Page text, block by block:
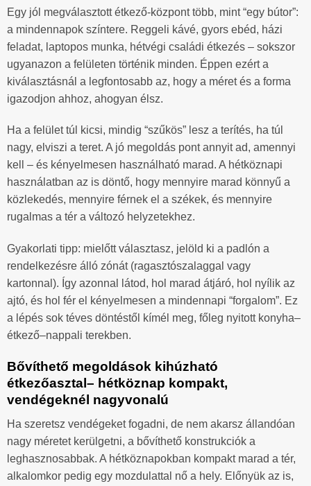
Egy jól megválasztott étkező-központ több, mint “egy bútor”:
a mindennapok színtere. Reggeli kávé, gyors ebéd, házi
feladat, laptopos munka, hétvégi családi étkezés – sokszor
ugyanazon a felületen történik minden. Éppen ezért a
kiválasztásnál a legfontosabb az, hogy a méret és a forma
igazodjon ahhoz, ahogyan élsz.
Ha a felület túl kicsi, mindig “szűkös” lesz a terítés, ha túl
nagy, elviszi a teret. A jó megoldás pont annyit ad, amennyi
kell – és kényelmesen használható marad. A hétköznapi
használatban az is döntő, hogy mennyire marad könnyű a
közlekedés, mennyire férnek el a székek, és mennyire
rugalmas a tér a változó helyzetekhez.
Gyakorlati tipp: mielőtt választasz, jelöld ki a padlón a
rendelkezésre álló zónát (ragasztószalaggal vagy
kartonnal). Így azonnal látod, hol marad átjáró, hol nyílik az
ajtó, és hol fér el kényelmesen a mindennapi “forgalom”. Ez
a lépés sok téves döntéstől kímél meg, főleg nyitott konyha–
étkező–nappali terekben.
Bővíthető megoldások kihúzható
étkezőasztal– hétköznap kompakt,
vendégeknél nagyvonalú
Ha szeretsz vendégeket fogadni, de nem akarsz állandóan
nagy méretet kerülgetni, a bővíthető konstrukciók a
leghasznosabbak. A hétköznapokban kompakt marad a tér,
alkalomkor pedig egy mozdulattal nő a hely. Előnyük az is,